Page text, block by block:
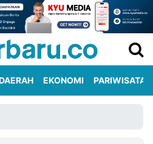
EKONOMI PARIWISATA